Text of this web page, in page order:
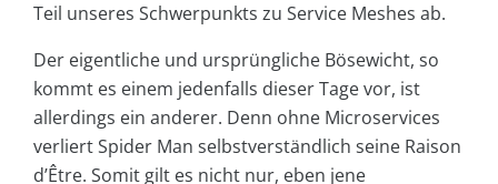
Teil unseres Schwerpunkts zu Service Meshes ab.
Der eigentliche und ursprüngliche Bösewicht, so
kommt es einem jedenfalls dieser Tage vor, ist
allerdings ein anderer. Denn ohne Microservices
verliert Spider Man selbstverständlich seine Raison
d’Être. Somit gilt es nicht nur, eben jene